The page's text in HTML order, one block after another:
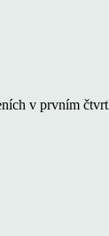
v prvním